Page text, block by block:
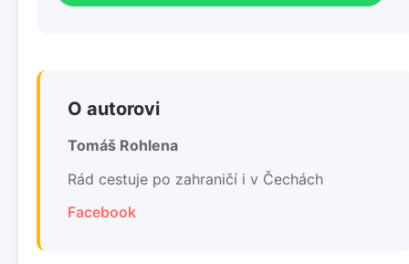
O autorovi
Tomáš Rohlena
Rád cestuje po zahraničí i v Čechách
Facebook